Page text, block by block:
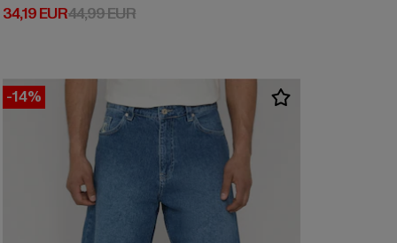
34,19 EUR
Derzeitiger Preis: 34,19 EUR
44,99 EURAktionspreis: 44,99 EUR
-14%